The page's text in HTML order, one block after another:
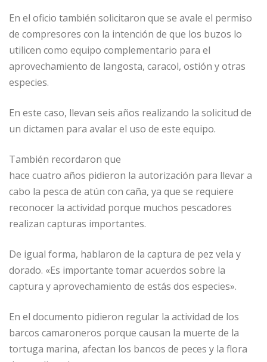
En el oficio también solicitaron que se avale el permiso
de compresores con la intención de que los buzos lo
utilicen como equipo complementario para el
aprovechamiento de langosta, caracol, ostión y otras
especies.
En este caso, llevan seis años realizando la solicitud de
un dictamen para avalar el uso de este equipo.
También recordaron que
hace cuatro años pidieron la autorización para llevar a
cabo la pesca de atún con caña, ya que se requiere
reconocer la actividad porque muchos pescadores
realizan capturas importantes.
De igual forma, hablaron de la captura de pez vela y
dorado. «Es importante tomar acuerdos sobre la
captura y aprovechamiento de estás dos especies».
En el documento pidieron regular la actividad de los
barcos camaroneros porque causan la muerte de la
tortuga marina, afectan los bancos de peces y la flora